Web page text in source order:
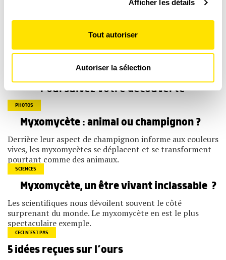
personnelles et définir vos préférences, reportez-vous à
déclaration sur les cookies.
Les cookies nous permettent de personnaliser le contenu
et les annonces, d'offrir des fonctionnalités relatives aux
médias sociaux et d'analyser notre trafic. Nous
publicité et d'analyse, qui peuvent combiner celles-ci
ou qu'ils ont collectées lors de votre utilisation de leurs
Afficher les détails
Tout autoriser
Autoriser la sélection
Poursuivez votre découverte
PHOTOS
Myxomycète : animal ou champignon ?
Derrière leur aspect de champignon informe aux couleurs
vives, les myxomycètes se déplacent et se transforment
pourtant comme des animaux.
SCIENCES
Myxomycète, un être vivant inclassable ?
Les scientifiques nous dévoilent souvent le côté
surprenant du monde. Le myxomycète en est le plus
spectaculaire exemple.
CECI N’EST PAS
5 idées reçues sur l’ours